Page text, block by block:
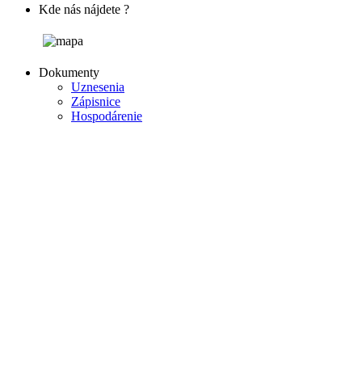
Kde nás nájdete ?
Dokumenty
Uznesenia
Zápisnice
Hospodárenie